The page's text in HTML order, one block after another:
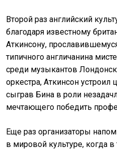
Второй раз английский
благодаря известному
Аткинсону,
типичного англичанина
среди музыкантов
оркестра, Аткинсон устроил
сыграв Бина в роли
мечтающего победить
Еще раз организаторы
в мировой культуре, когда